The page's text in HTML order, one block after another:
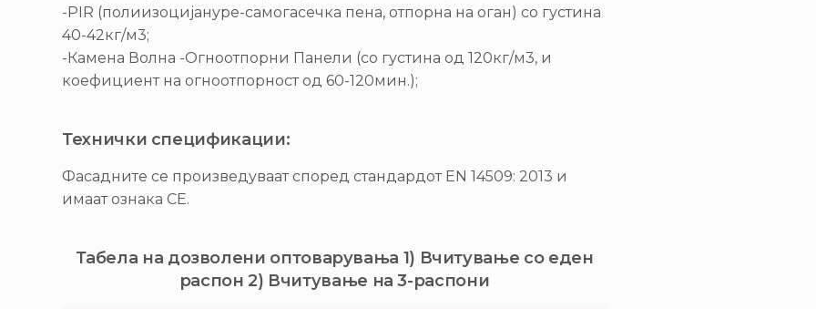
-PIR (полиизоцијануре-самогасечка пена, отпорна на оган) со густина
40-42кг/м3;
-Камена Волна -Огноотпорни Панели (со густина од 120кг/м3, и
коефициент на огноотпорност од 60-120мин.);
Технички спецификации:
Фасадните се произведуваат според стандардот EN 14509: 2013 и
имаат ознака CE.
Табела на дозволени оптоварувања 1) Вчитување со еден
распон 2) Вчитување на 3-распони